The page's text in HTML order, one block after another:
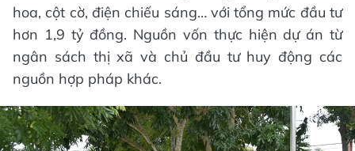
hoa, cột cờ, điện chiếu sáng… với tổng mức đầu tư
hơn 1,9 tỷ đồng. Nguồn vốn thực hiện dự án từ
ngân sách thị xã và chủ đầu tư huy động các
nguồn hợp pháp khác.